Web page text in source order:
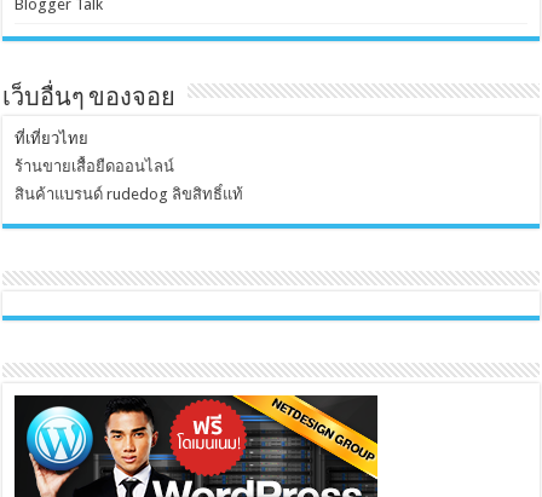
Blogger Talk
เว็บอื่นๆ ของจอย
ที่เที่ยวไทย
ร้านขายเสื้อยืดออนไลน์
สินค้าแบรนด์ rudedog ลิขสิทธิ์แท้